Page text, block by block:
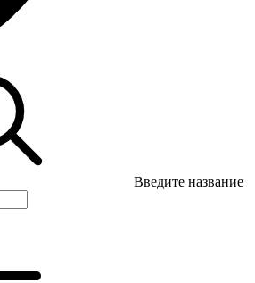
Введите название